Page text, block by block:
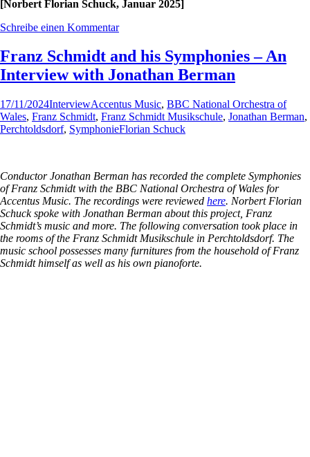
[Norbert Florian Schuck, Januar 2025]
Schreibe einen Kommentar
Franz Schmidt and his Symphonies – An
Interview with Jonathan Berman
17/11/2024InterviewAccentus Music, BBC National Orchestra of
Wales, Franz Schmidt, Franz Schmidt Musikschule, Jonathan Berman,
Perchtoldsdorf, SymphonieFlorian Schuck
Conductor Jonathan Berman has recorded the complete Symphonies
of Franz Schmidt with the BBC National Orchestra of Wales for
Accentus Music. The recordings were reviewed here. Norbert Florian
Schuck spoke with Jonathan Berman about this project, Franz
Schmidt’s music and more. The following conversation took place in
the rooms of the Franz Schmidt Musikschule in Perchtoldsdorf. The
music school possesses many furnitures from the household of Franz
Schmidt himself as well as his own pianoforte.